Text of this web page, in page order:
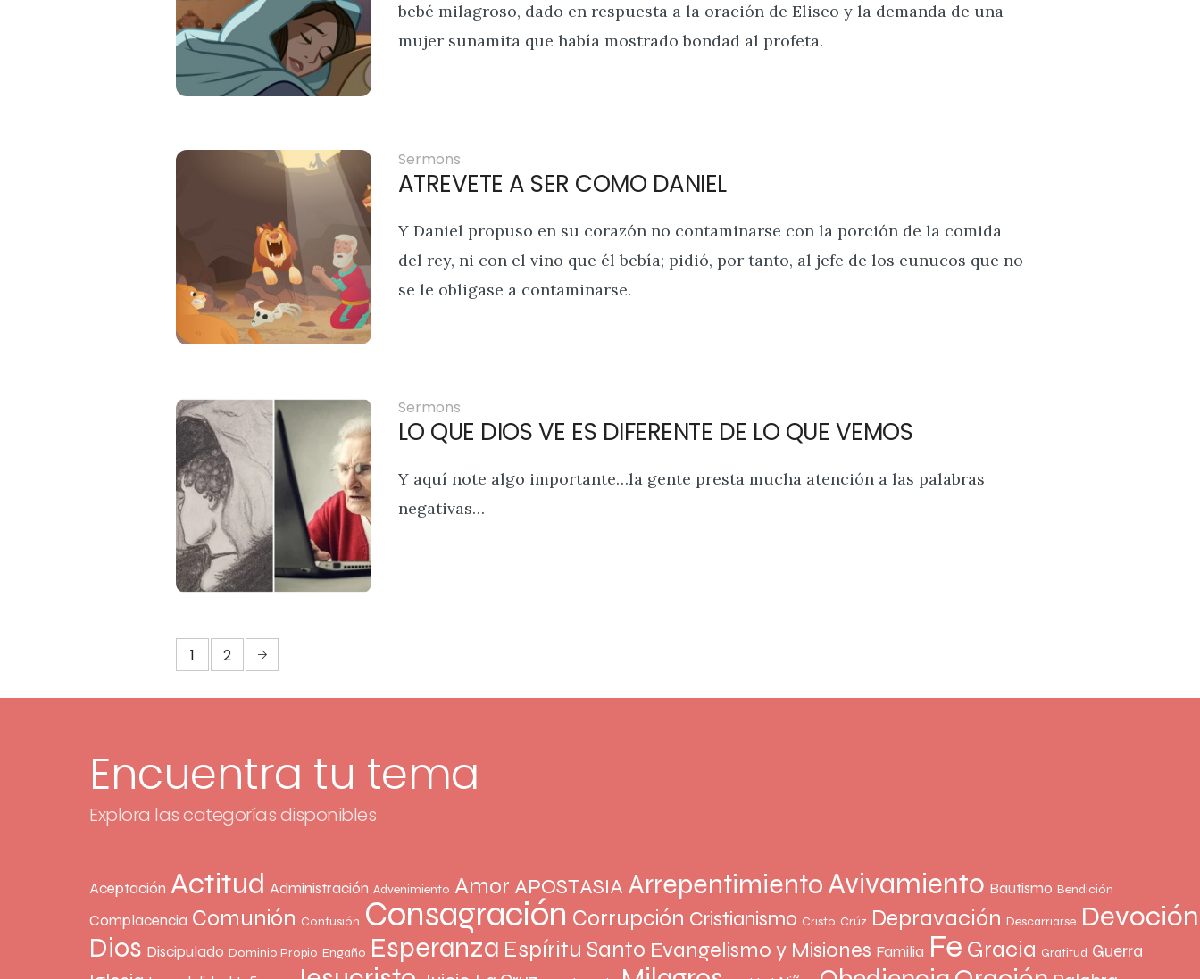
bebé milagroso, dado en respuesta a la oración de Eliseo y la demanda de una
mujer sunamita que había mostrado bondad al profeta.
Sermons
ATREVETE A SER COMO DANIEL
Y Daniel propuso en su corazón no contaminarse con la porción de la comida
del rey, ni con el vino que él bebía; pidió, por tanto, al jefe de los eunucos que no
se le obligase a contaminarse.
Sermons
LO QUE DIOS VE ES DIFERENTE DE LO QUE VEMOS
Y aquí note algo importante…la gente presta mucha atención a las palabras
negativas…
1 2
Encuentra tu tema
Explora las categorías disponibles
Aceptación Actitud Administración Advenimiento Amor APOSTASIA ArrepentimientoAvivamiento Bautismo Bendición
Complacencia Comunión Confusión Consagración Corrupción Cristianismo Cristo Crúz Depravación Descarriarse Devoción
Dios Discipulado Dominio Propio Engaño Esperanza Espíritu Santo Evangelismo y Misiones Familia Fe Gracia Gratitud Guerra